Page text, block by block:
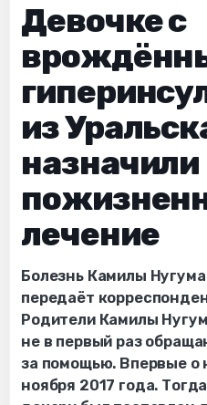
Девочке с
из
назначили
лечение
Болезнь Камилы
передаёт
Родители Камилы
не в первый раз
за помощью. Впервые о
ноября 2017 года.